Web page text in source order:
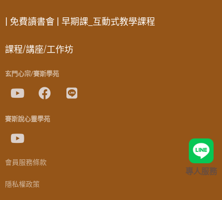
| 免費讀書會 | 早期課_互動式教學課程
課程/講座/工作坊
玄門心宗/賽斯學苑
賽斯說心靈學苑
會員服務條款
隱私權政策
專人服務